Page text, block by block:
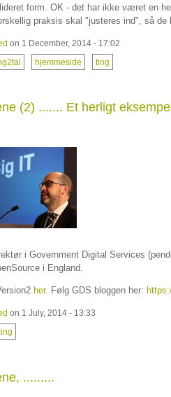
form. OK - det har ikke været en
praksis skal "justeres ind", så de
on 1 December, 2014 - 17:02
hjemmeside
ting
(2) ....... Et herligt
i Government Digital Services
i England.
her. Følg GDS bloggen her:
on 1 July, 2014 - 13:33
.........